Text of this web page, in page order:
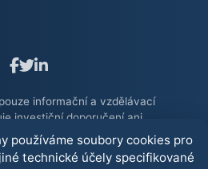
informační a vzdělávací
investiční doporučení ani
na finančních trzích je spojeno s
investičním rozhodnutím
a finanční situaci.
používáme soubory cookies pro
technické účely specifikované